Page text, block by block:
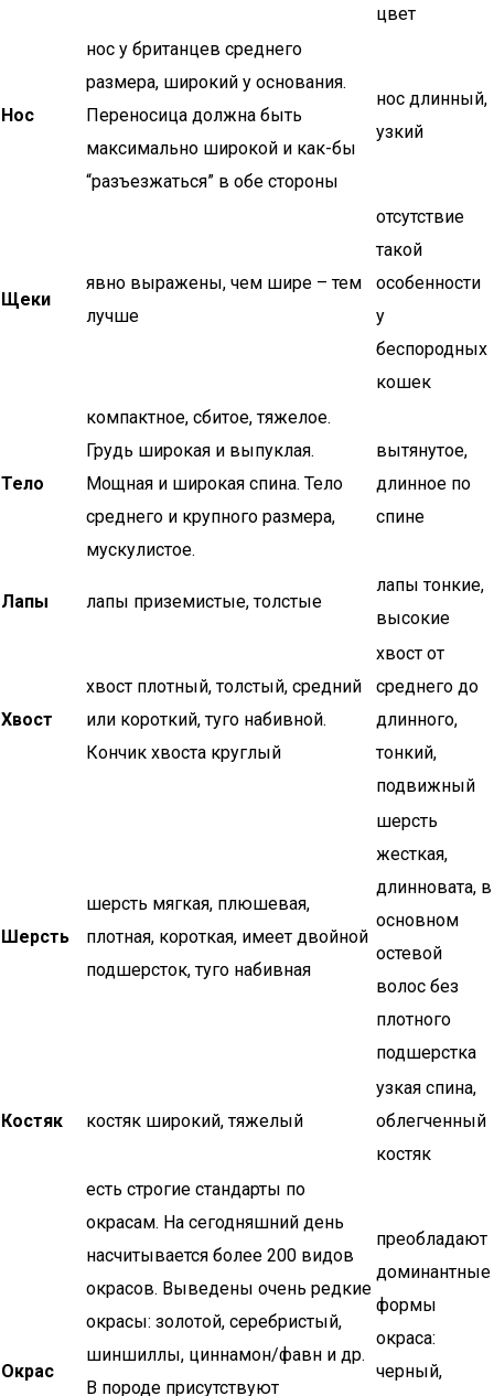
цвет
Нос
нос у британцев среднего
размера, широкий у основания.
Переносица должна быть
максимально широкой и как-бы
“разъезжаться” в обе стороны
нос длинный,
узкий
Щеки
явно выражены, чем шире – тем
лучше
отсутствие
такой
особенности
у
беспородных
кошек
Тело
компактное, сбитое, тяжелое.
Грудь широкая и выпуклая.
Мощная и широкая спина. Тело
среднего и крупного размера,
мускулистое.
вытянутое,
длинное по
спине
Лапы лапы приземистые, толстые
лапы тонкие,
высокие
Хвост
хвост плотный, толстый, средний
или короткий, туго набивной.
Кончик хвоста круглый
хвост от
среднего до
длинного,
тонкий,
подвижный
Шерсть
шерсть мягкая, плюшевая,
плотная, короткая, имеет двойной
подшерсток, туго набивная
шерсть
жесткая,
длинновата, в
основном
остевой
волос без
плотного
подшерстка
Костяк костяк широкий, тяжелый
узкая спина,
облегченный
костяк
Окрас
есть строгие стандарты по
окрасам. На сегодняшний день
насчитывается более 200 видов
окрасов. Выведены очень редкие
окрасы: золотой, серебристый,
шиншиллы, циннамон/фавн и др.
В породе присутствуют
преобладают
доминантные
формы
окраса:
черный,